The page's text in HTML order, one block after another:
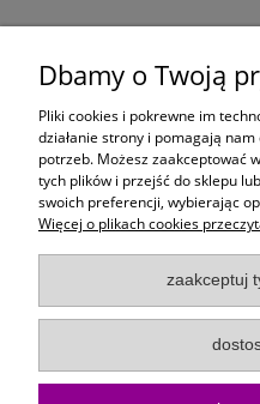
O
Dbamy o Twoją
Pliki cookies i pokrewne im
działanie strony i pomagają
potrzeb. Możesz zaakceptować
tych plików i przejść do sklepu
swoich preferencji, wybierając
Więcej o plikach cookies
zaakceptuj